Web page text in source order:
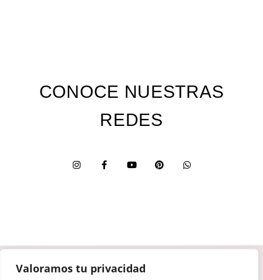
Valoramos tu privacidad
CONOCE NUESTRAS
REDES
Custom Edition